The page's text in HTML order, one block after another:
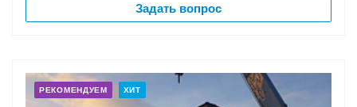
Задать вопрос
РЕКОМЕНДУЕМ ХИТ